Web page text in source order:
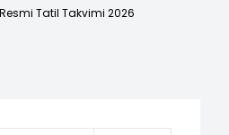
Resmi Tatil Takvimi 2026